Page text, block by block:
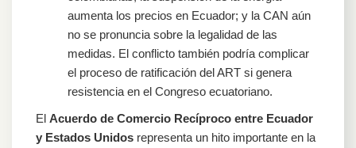
aumenta los precios en Ecuador; y la CAN aún
no se pronuncia sobre la legalidad de las
medidas. El conflicto también podría complicar
el proceso de ratificación del ART si genera
resistencia en el Congreso ecuatoriano.
El Acuerdo de Comercio Recíproco entre Ecuador
y Estados Unidos representa un hito importante en la